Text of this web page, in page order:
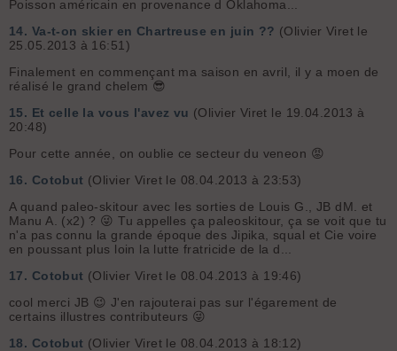
Poisson américain en provenance d Oklahoma...
14. Va-t-on skier en Chartreuse en juin ?? (Olivier Viret le
25.05.2013 à 16:51)
Finalement en commençant ma saison en avril, il y a moen de
réalisé le grand chelem 😎
15. Et celle la vous l'avez vu (Olivier Viret le 19.04.2013 à
20:48)
Pour cette année, on oublie ce secteur du veneon 😡
16. Cotobut (Olivier Viret le 08.04.2013 à 23:53)
A quand paleo-skitour avec les sorties de Louis G., JB dM. et
Manu A. (x2) ? 😜 Tu appelles ça paleoskitour, ça se voit que tu
n'a pas connu la grande époque des Jipika, squal et Cie voire
en poussant plus loin la lutte fratricide de la d...
17. Cotobut (Olivier Viret le 08.04.2013 à 19:46)
cool merci JB 😉 J'en rajouterai pas sur l'égarement de
certains illustres contributeurs 😜
18. Cotobut (Olivier Viret le 08.04.2013 à 18:12)